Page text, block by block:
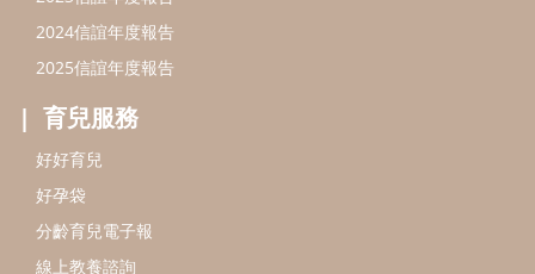
出版服務
信誼基金出版社
閱讀推廣
Bookstart閱讀起步走
信誼幼兒文學獎
信誼兒童動畫獎
小袋鼠說故事劇團